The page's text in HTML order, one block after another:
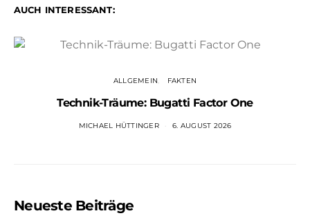
AUCH INTERESSANT:
ALLGEMEIN FAKTEN
Technik-Träume: Bugatti Factor One
MICHAEL HÜTTINGER 6. AUGUST 2026
Neueste Beiträge